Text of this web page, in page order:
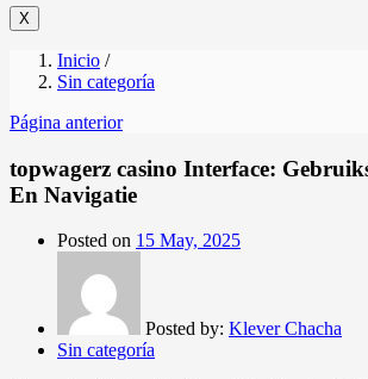
X
Inicio /
Sin categoría
Página anterior
topwagerz casino Interface:
En Navigatie
Posted on 15 May, 2025
Posted by: Klever Chacha
Sin categoría